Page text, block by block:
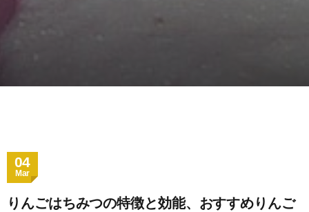
04
Mar
りんごはちみつの特徴と効能、おすすめりんご